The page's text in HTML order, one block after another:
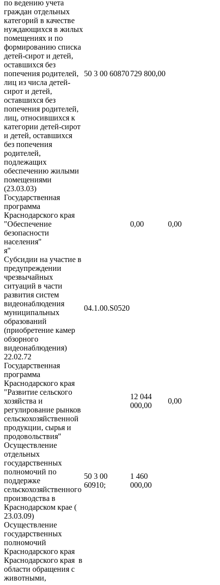
по ведению учета
граждан отдельных
категорий в качестве
нуждающихся в жилых
помещениях и по
формированию списка
детей-сирот и детей,
оставшихся без
попечения родителей,
лиц из числа детей-
сирот и детей,
оставшихся без
попечения родителей,
лиц, относившихся к
категории детей-сирот
и детей, оставшихся
без попечения
родителей,
подлежащих
обеспечению жилыми
помещениями
(23.03.03)
50 3 00 60870729 800,00
Государственная
программа
Краснодарского края
"Обеспечение
безопасности
населения"
я"
0,00 0,00
Субсидии на участие в
предупреждении
чрезвычайных
ситуаций в части
развития систем
видеонаблюдения
муниципальных
образований
(приобретение камер
обзорного
видеонаблюдения)
22.02.72
04.1.00.S0520
Государственная
программа
Краснодарского края
"Развитие сельского
хозяйства и
регулирование рынков
сельскохозяйственной
продукции, сырья и
продовольствия"
12 044
000,00
0,00
Осуществление
отдельных
государственных
полномочий по
поддержке
сельскохозяйственного
производства в
Краснодарском крае (
23.03.09)
50 3 00
60910;
1 460
000,00
Осуществление
государственных
полномочий
Краснодарского края
Краснодарского края в
области обращения с
животными,